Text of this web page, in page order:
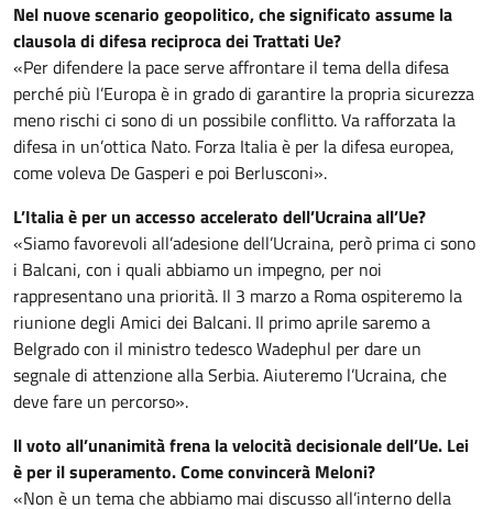
Nel nuove scenario geopolitico, che significato assume la
clausola di difesa reciproca dei Trattati Ue?
«Per difendere la pace serve affrontare il tema della difesa
perché più l’Europa è in grado di garantire la propria sicurezza
meno rischi ci sono di un possibile conflitto. Va rafforzata la
difesa in un’ottica Nato. Forza Italia è per la difesa europea,
come voleva De Gasperi e poi Berlusconi».
L’Italia è per un accesso accelerato dell’Ucraina all’Ue?
«Siamo favorevoli all’adesione dell’Ucraina, però prima ci sono
i Balcani, con i quali abbiamo un impegno, per noi
rappresentano una priorità. Il 3 marzo a Roma ospiteremo la
riunione degli Amici dei Balcani. Il primo aprile saremo a
Belgrado con il ministro tedesco Wadephul per dare un
segnale di attenzione alla Serbia. Aiuteremo l’Ucraina, che
deve fare un percorso».
ll voto all’unanimità frena la velocità decisionale dell’Ue. Lei
è per il superamento. Come convincerà Meloni?
«Non è un tema che abbiamo mai discusso all’interno della